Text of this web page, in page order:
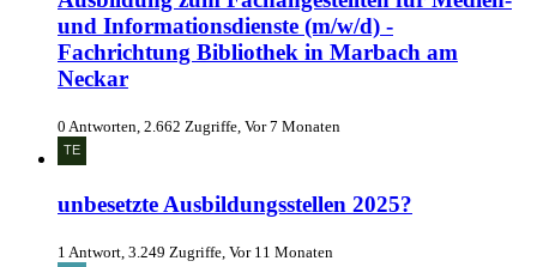
und Informationsdienste (m/w/d) -
Fachrichtung Bibliothek in Marbach am
Neckar
0 Antworten, 2.662 Zugriffe, Vor 7 Monaten
unbesetzte Ausbildungsstellen 2025?
1 Antwort, 3.249 Zugriffe, Vor 11 Monaten